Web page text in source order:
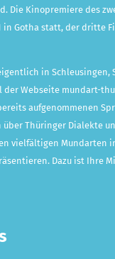
Die Kinopremiere des
in Gotha statt, der dritte
in Schleusingen,
der Webseite mundart-
aufgenommenen
Thüringer Dialekte
vielfältigen Mundarten
Dazu ist Ihre